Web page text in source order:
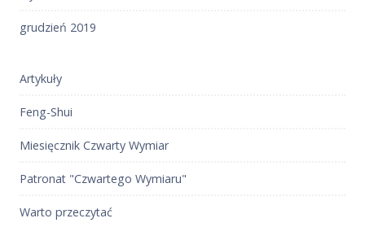
grudzień 2019
Artykuły
Feng-Shui
Miesięcznik Czwarty Wymiar
Patronat "Czwartego Wymiaru"
Warto przeczytać